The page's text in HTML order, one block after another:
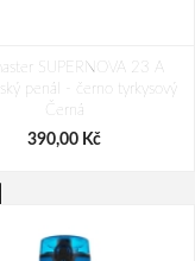
SUPERNOVA 23 A
penál - černo tyrkysový
Černá
390,00 Kč